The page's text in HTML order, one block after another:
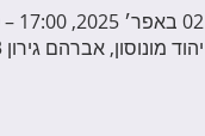
02 באפר׳ 2025, 17:00 – 20:00
יהוד מונוסון, אברהם גירון 3, יהוד מונוסון, ישראל